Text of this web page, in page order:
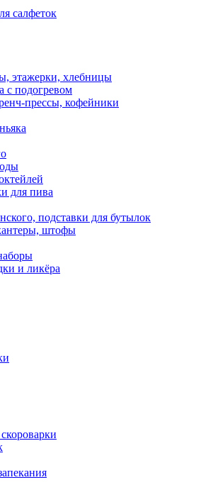
салфеток
этажерки, хлебницы
подогревом
прессы, кофейники
для пива
подставки для бутылок
штофы
и ликёра